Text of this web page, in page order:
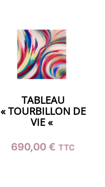
TABLEAU
« TOURBILLON DE
VIE «
690,00€ TTC